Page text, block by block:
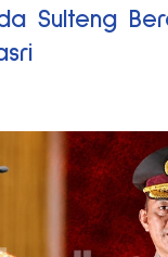
Sulteng